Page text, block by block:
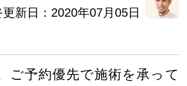
新日：2020年07月05日
ご予約優先で施術を承って